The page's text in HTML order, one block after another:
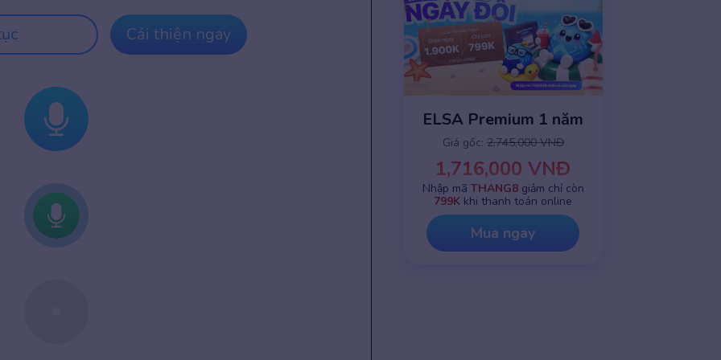
Cải thiện ngay
ELSA Premium 1 năm
Giá gốc: 2,745,000 VNĐ
1,716,000 VNĐ
Nhập mã THANG8giảm chỉ còn
799K khi thanh toán online
Mua ngay